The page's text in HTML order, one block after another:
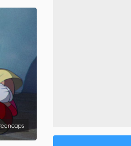
se
Uso e Política de Privacidade do Canaltech.